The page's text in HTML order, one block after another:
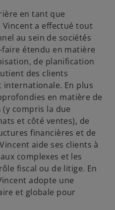
en tant que
Vincent a effectué tout
au sein de sociétés
étendu en matière
de planification
des clients
internationale. En plus
en matière de
compris la due
et côté ventes), de
financières et de
aide ses clients à
complexes et les
fiscal ou de litige. En
adopte une
et globale pour